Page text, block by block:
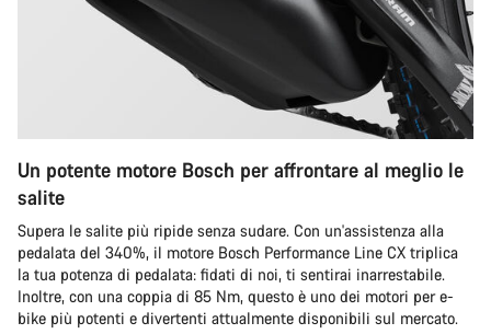
Un potente motore Bosch per affrontare al meglio le
salite
Supera le salite più ripide senza sudare. Con un'assistenza alla
pedalata del 340%, il motore Bosch Performance Line CX triplica
la tua potenza di pedalata: fidati di noi, ti sentirai inarrestabile.
Inoltre, con una coppia di 85 Nm, questo è uno dei motori per e-
bike più potenti e divertenti attualmente disponibili sul mercato.